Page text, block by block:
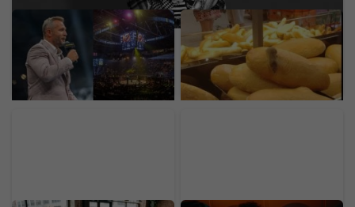
Ondřej Novotný z
Oktagonu. Za McGregora
by dal aj 50 miliónov eur,
organizáciu by predal za
astronomickú sumu
Na bochníku chleba sa
objavila myš. Fotka z
predajne známeho
reťazca obletela internet